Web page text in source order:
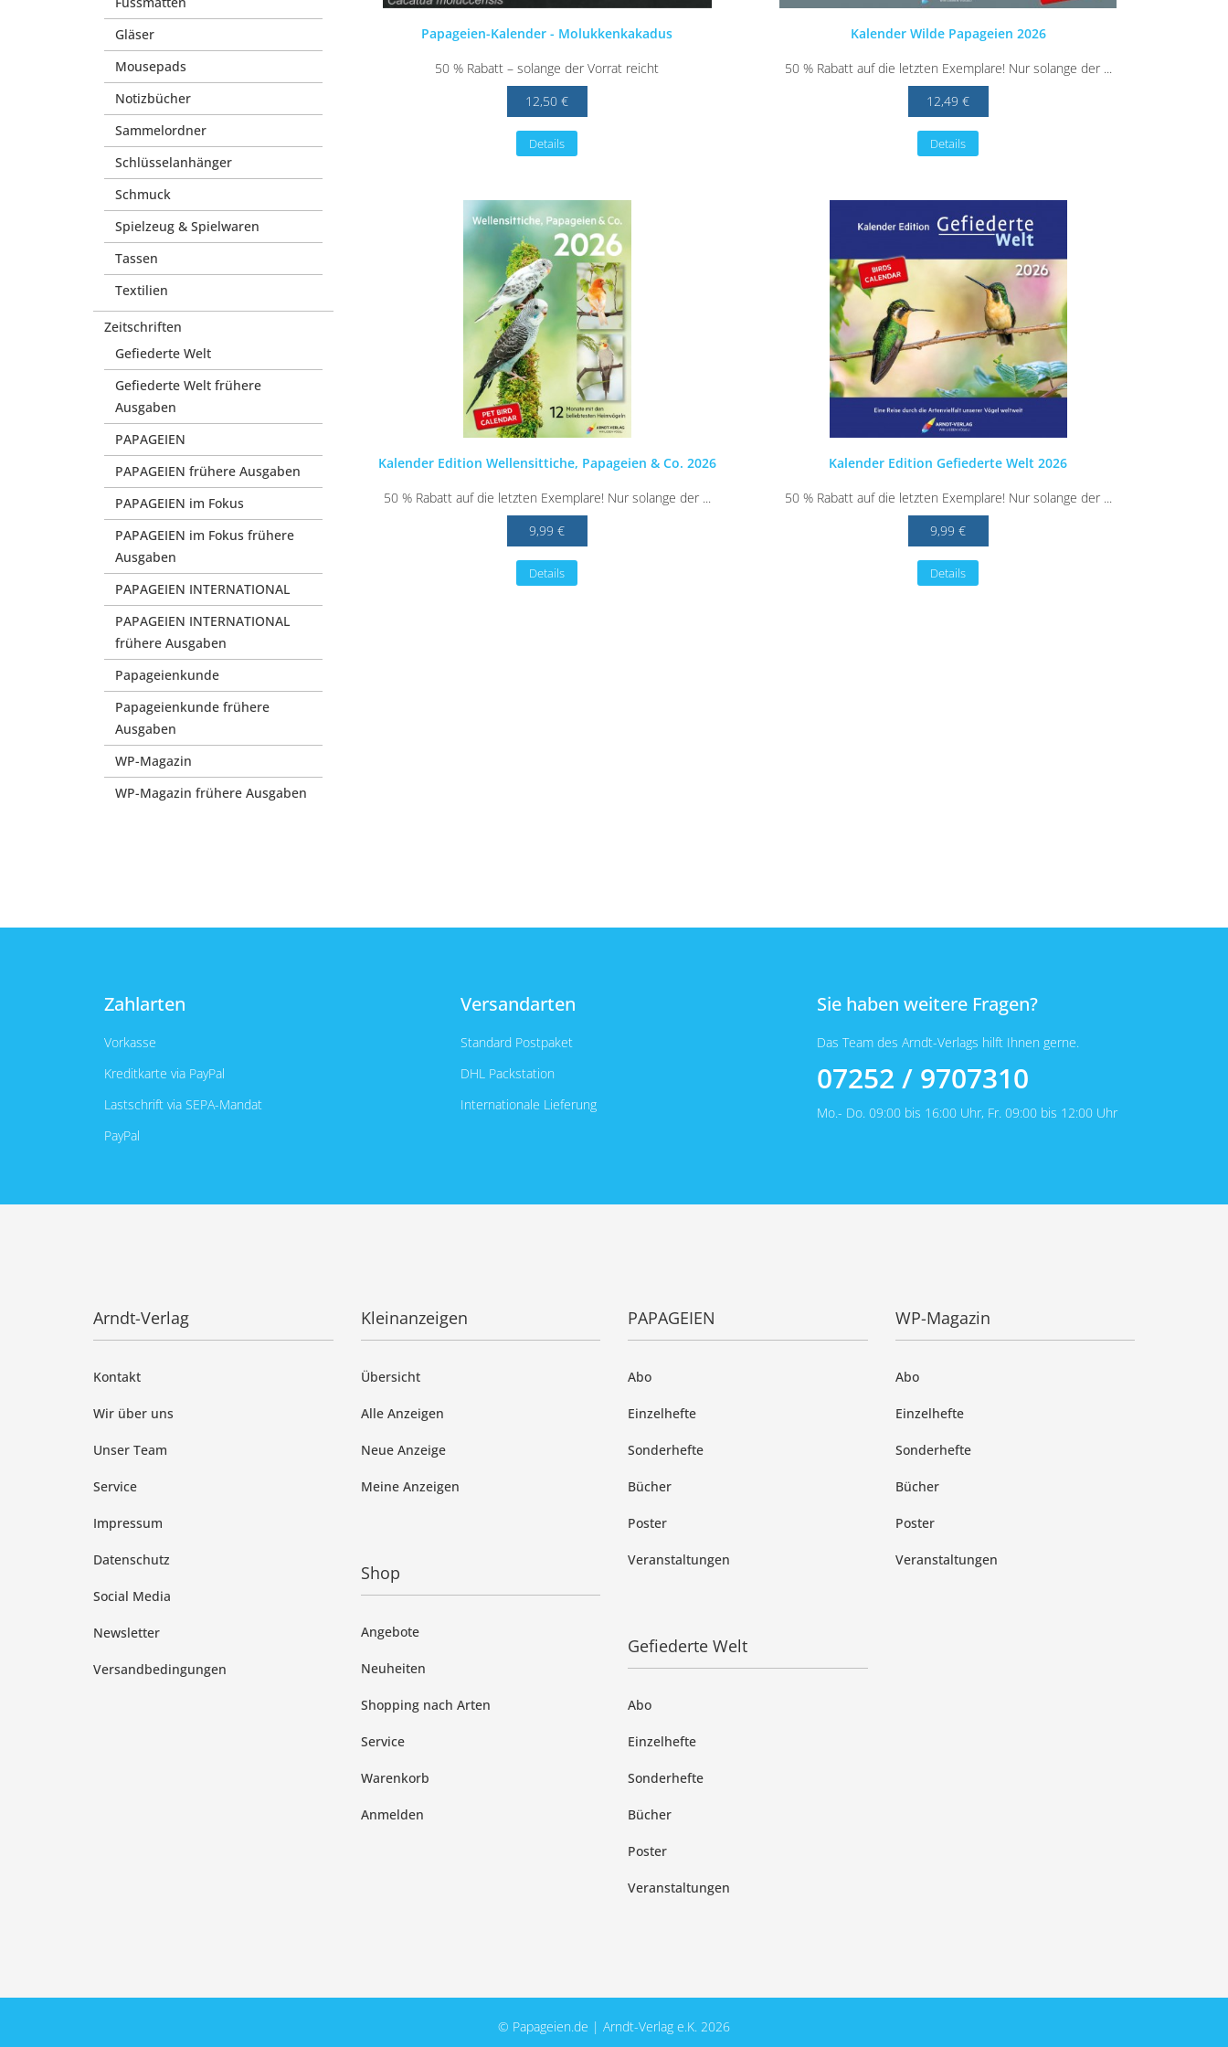
Gläser
Mousepads
Notizbücher
Sammelordner
Schlüsselanhänger
Schmuck
Spielzeug & Spielwaren
Tassen
Textilien
Zeitschriften
Gefiederte Welt
Gefiederte Welt frühere
Ausgaben
PAPAGEIEN
PAPAGEIEN frühere Ausgaben
PAPAGEIEN im Fokus
PAPAGEIEN im Fokus frühere
Ausgaben
PAPAGEIEN INTERNATIONAL
PAPAGEIEN INTERNATIONAL
frühere Ausgaben
Papageienkunde
Papageienkunde frühere
Ausgaben
WP-Magazin
WP-Magazin frühere Ausgaben
Papageien-Kalender - Molukkenkakadus
50 % Rabatt – solange der Vorrat reicht
12,50 €
Details
Kalender Wilde Papageien 2026
50 % Rabatt auf die letzten Exemplare! Nur solange der ...
12,49 €
Details
Kalender Edition Wellensittiche, Papageien & Co. 2026
50 % Rabatt auf die letzten Exemplare! Nur solange der ...
9,99 €
Details
Kalender Edition Gefiederte Welt 2026
50 % Rabatt auf die letzten Exemplare! Nur solange der ...
9,99 €
Details
Zahlarten
Vorkasse
Kreditkarte via PayPal
Lastschrift via SEPA-Mandat
PayPal
Versandarten
Standard Postpaket
DHL Packstation
Internationale Lieferung
Sie haben weitere Fragen?
Das Team des Arndt-Verlags hilft Ihnen gerne.
07252 / 9707310
Mo.- Do. 09:00 bis 16:00 Uhr, Fr. 09:00 bis 12:00 Uhr
Arndt-Verlag
Kontakt
Wir über uns
Unser Team
Service
Impressum
Datenschutz
Social Media
Newsletter
Versandbedingungen
Kleinanzeigen
Übersicht
Alle Anzeigen
Neue Anzeige
Meine Anzeigen
Shop
Angebote
Neuheiten
Shopping nach Arten
Service
Warenkorb
Anmelden
PAPAGEIEN
Abo
Einzelhefte
Sonderhefte
Bücher
Poster
Veranstaltungen
Gefiederte Welt
Abo
Einzelhefte
Sonderhefte
Bücher
Poster
Veranstaltungen
WP-Magazin
Abo
Einzelhefte
Sonderhefte
Bücher
Poster
Veranstaltungen
© Papageien.de | Arndt-Verlag e.K. 2026